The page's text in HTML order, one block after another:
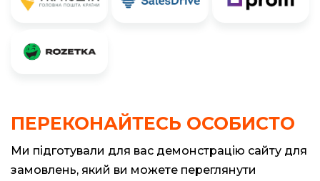
ПЕРЕКОНАЙТЕСЬ ОСОБИСТО
Ми підготували для вас демонстрацію сайту для
замовлень, який ви можете переглянути